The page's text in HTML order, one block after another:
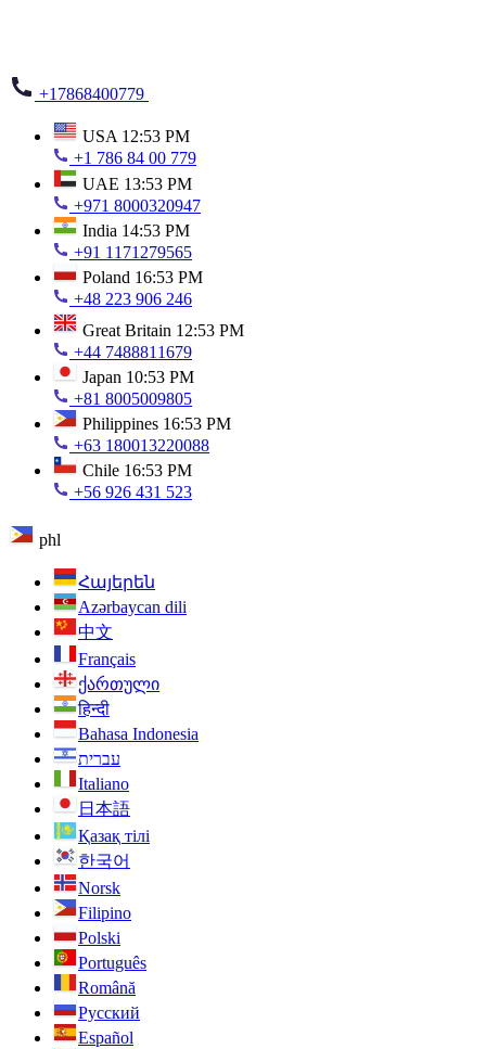
+17868400779
USA 12:53 PM
+1 786 84 00 779
UAE 13:53 PM
+971 8000320947
India 14:53 PM
+91 1171279565
Poland 16:53 PM
+48 223 906 246
Great Britain 12:53 PM
+44 7488811679
Japan 10:53 PM
+81 8005009805
Philippines 16:53 PM
+63 180013220088
Chile 16:53 PM
+56 926 431 523
phl
Հայերեն
Azərbaycan dili
中文
Français
ქართული
हिन्दी
Bahasa Indonesia
עברית
Italiano
日本語
Қазақ тілі
한국어
Norsk
Filipino
Polski
Português
Română
Русский
Español